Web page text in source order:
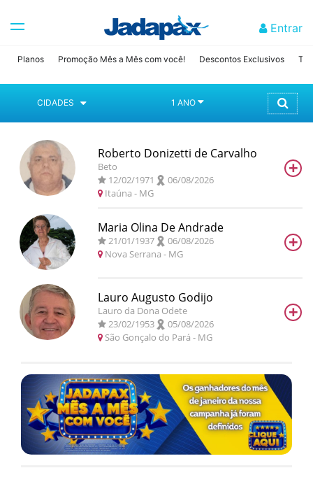
Entrar
Planos Promoção Mês a Mês com você! Descontos Exclusivos
CIDADES 1 ANO
+
Roberto Donizetti de Carvalho
Beto
12/02/1971
06/08/2026
Itaúna- MG
+
Maria Olina De Andrade
21/01/1937
06/08/2026
Nova Serrana- MG
+
Lauro Augusto Godijo
Lauro da Dona Odete
23/02/1953
05/08/2026
São Gonçalo do Pará- MG